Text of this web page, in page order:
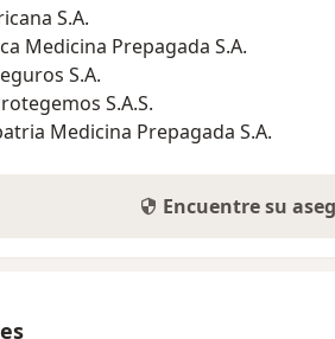
S.A.
Medicina Prepagada S.A.
S.A.
S.A.S.
Medicina Prepagada S.A.
Encuentre su